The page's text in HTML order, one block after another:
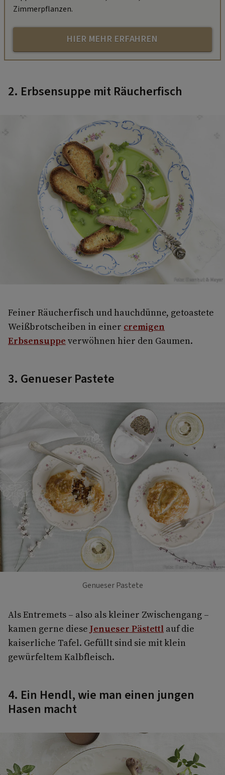
Zimmerpflanzen.
HIER MEHR ERFAHREN
2. Erbsensuppe mit Räucherfisch
Foto: Eisenhut & Mayer
Feiner Räucherfisch und hauchdünne, getoastete
Weißbrotscheiben in einer cremigen
Erbsensuppe verwöhnen hier den Gaumen.
3. Genueser Pastete
Foto: Eisenhut &amp; Mayer
Genueser Pastete
Als Entremets – also als kleiner Zwischengang –
kamen gerne diese Jenueser Pästettl auf die
kaiserliche Tafel. Gefüllt sind sie mit klein
gewürfeltem Kalbfleisch.
4. Ein Hendl, wie man einen jungen
Hasen macht